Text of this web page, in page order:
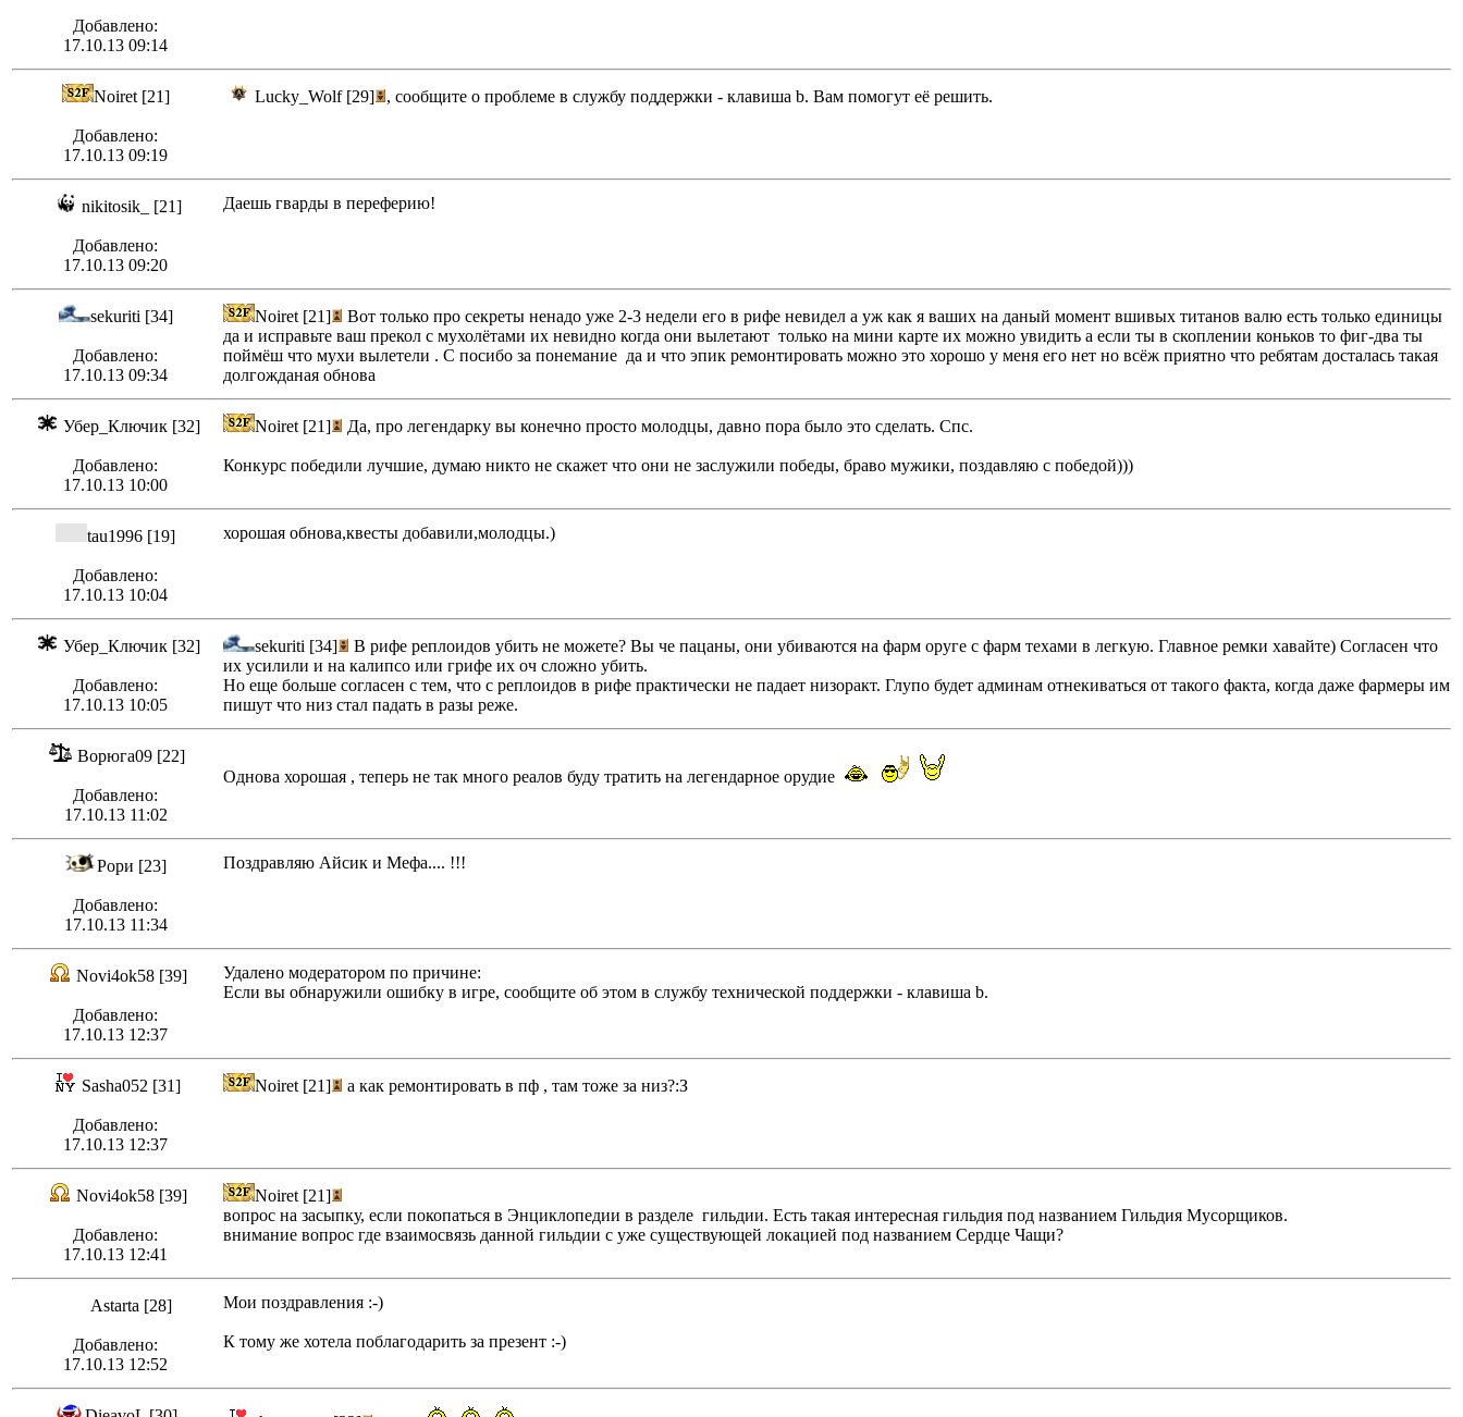
Добавлено:
17.10.13 09:14
Noiret [21]
Добавлено:
17.10.13 09:19
Lucky_Wolf [29] , сообщите о проблеме в службу поддержки - клавиша b. Вам помогут её решить.
nikitosik_ [21]
Добавлено:
17.10.13 09:20
Даешь гварды в переферию!
sekuriti [34]
Добавлено:
17.10.13 09:34
Noiret [21]
Вот только про секреты ненадо уже 2-3 недели его в рифе невидел а уж как я ваших на даный момент вшивых титанов валю есть только единицы
да и исправьте ваш прекол с мухолётами их невидно когда они вылетают только на мини карте их можно увидить а если ты в скоплении коньков то фиг-два ты
поймёш что мухи вылетели . С посибо за понемание да и что эпик ремонтировать можно это хорошо у меня его нет но всёж приятно что ребятам досталась такая
долгожданая обнова
Убер_Ключик [32]
Добавлено:
17.10.13 10:00
Noiret [21] Да, про легендарку вы конечно просто молодцы, давно пора было это сделать. Спс.
Конкурс победили лучшие, думаю никто не скажет что они не заслужили победы, браво мужики, поздавляю с победой)))
tau1996 [19]
Добавлено:
17.10.13 10:04
хорошая обнова,квесты добавили,молодцы.)
Убер_Ключик [32]
Добавлено:
17.10.13 10:05
sekuriti [34]
В рифе реплоидов убить не можете? Вы че пацаны, они убиваются на фарм оруге с фарм техами в легкую. Главное ремки хавайте) Согласен что
их усилили и на калипсо или грифе их оч сложно убить.
Но еще больше согласен с тем, что с реплоидов в рифе практически не падает низоракт. Глупо будет админам отнекиваться от такого факта, когда даже фармеры им
пишут что низ стал падать в разы реже.
Ворюга09 [22]
Добавлено:
17.10.13 11:02
Однова хорошая , теперь не так много реалов буду тратить на легендарное орудие
Рори [23]
Добавлено:
17.10.13 11:34
Поздравляю Айсик и Мефа.... !!!
Novi4ok58 [39]
Добавлено:
17.10.13 12:37
Удалено модератором по причине:
Если вы обнаружили ошибку в игре, сообщите об этом в службу технической поддержки - клавиша b.
Sasha052 [31]
Добавлено:
17.10.13 12:37
Noiret [21] а как ремонтировать в пф , там тоже за низ?:З
Novi4ok58 [39]
Добавлено:
17.10.13 12:41
Noiret [21]
вопрос на засыпку, если покопаться в Энциклопедии в разделе гильдии. Есть такая интересная гильдия под названием Гильдия Мусорщиков.
внимание вопрос где взаимосвязь данной гильдии с уже существующей локацией под названием Сердце Чащи?
Astarta [28]
Добавлено:
17.10.13 12:52
Мои поздравления :-)
К тому же хотела поблагодарить за презент :-)